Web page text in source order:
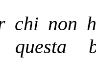
chi non
questa